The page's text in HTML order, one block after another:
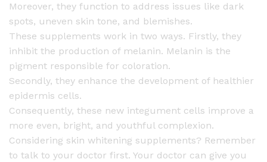
Moreover, they function to address issues like dark
spots, uneven skin tone, and blemishes.
These supplements work in two ways. Firstly, they
inhibit the production of melanin. Melanin is the
pigment responsible for coloration.
Secondly, they enhance the development of healthier
epidermis cells.
Consequently, these new integument cells improve a
more even, bright, and youthful complexion.
Considering skin whitening supplements? Remember
to talk to your doctor first. Your doctor can give you